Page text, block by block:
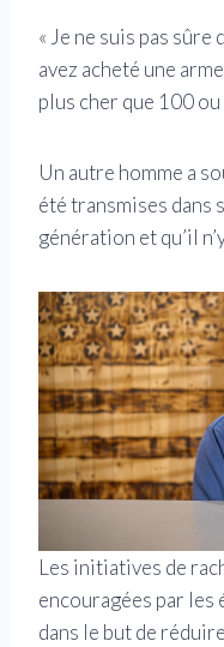
« Je ne suis pas
avez acheté une
plus cher que 100
Un autre homme a
été transmises dans
génération et qu’il
Les initiatives de
encouragées par les
dans le but de